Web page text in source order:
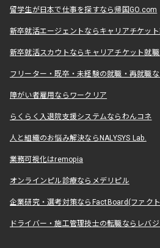
留学生が日本で仕事を探すなら帰国GO.com
新卒就活エージェントならキャリアチケッ
新卒就活スカウトならキャリアチケット就
フリーター・既卒・未経験の就職・再就職
障がい者雇用ならワークリア
らくらく入退院支援システムならわんコネ
人と組織のお悩み解決ならNALYSYS Lab.
業務可視化はremopia
オンラインピル診療ならメデリピル
企業研究・選考対策ならFactBoard(ファク
ドライバー・施工管理技士の転職ならレバ